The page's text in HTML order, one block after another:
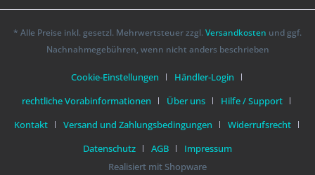
* Alle Preise inkl. gesetzl. Mehrwertsteuer zzgl. Versandkosten und ggf.
Nachnahmegebühren, wenn nicht anders beschrieben
Cookie-Einstellungen
Händler-Login
rechtliche Vorabinformationen
Über uns
Hilfe / Support
Kontakt
Versand und Zahlungsbedingungen
Widerrufsrecht
Datenschutz
AGB
Impressum
Realisiert mit Shopware